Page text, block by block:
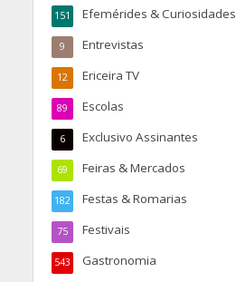
Efemérides & Curiosidades
151
Entrevistas
9
Ericeira TV
12
Escolas
89
Exclusivo Assinantes
6
Feiras & Mercados
69
Festas & Romarias
182
Festivais
75
Gastronomia
543